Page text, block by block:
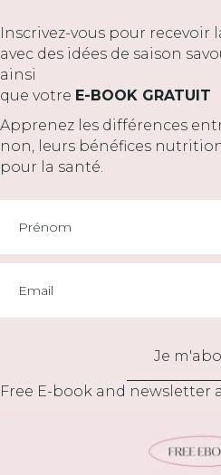
Inscrivez-vous pour recevoir
avec des idées de saison
ainsi
que votre E-BOOK GRATUIT
Apprenez les différences
non, leurs bénéfices
pour la santé.
Je
Free E-book and newsletter